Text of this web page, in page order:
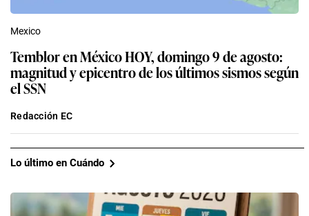
Mexico
Temblor en México HOY, domingo 9 de agosto:
magnitud y epicentro de los últimos sismos según
el SSN
Redacción EC
Lo último en Cuándo